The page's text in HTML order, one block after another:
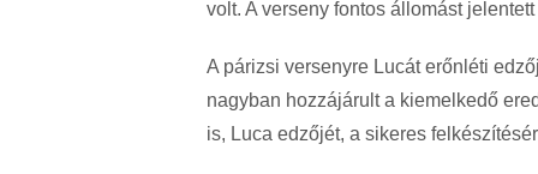
volt. A verseny fontos állomást
A párizsi versenyre Lucát erőnléti
nagyban hozzájárult a kiemelkedő
is, Luca edzőjét, a sikeres